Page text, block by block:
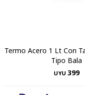
Termo Acero 1 Lt Con
Tipo Bala
UYU 399